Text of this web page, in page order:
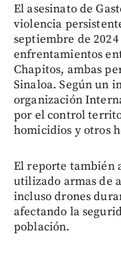
El asesinato de
violencia
septiembre de
enfrentamientos
Chapitos, ambas
Sinaloa. Según un
organización
por el control
homicidios y otros
El reporte también
utilizado armas de
incluso drones
afectando la
población.